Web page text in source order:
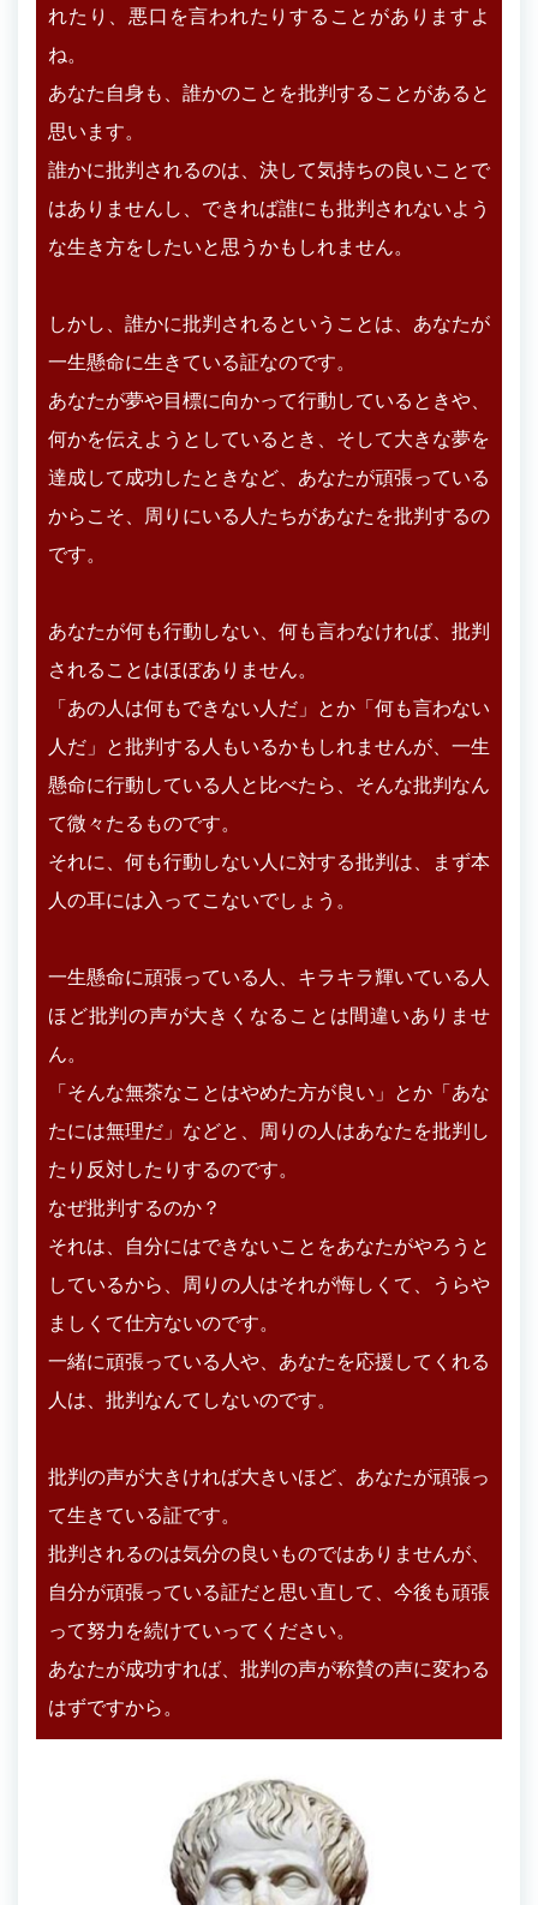
れたり、悪口を言われたりすることがありますよ
ね。
あなた自身も、誰かのことを批判することがあると
思います。
誰かに批判されるのは、決して気持ちの良いことで
はありませんし、できれば誰にも批判されないよう
な生き方をしたいと思うかもしれません。
しかし、誰かに批判されるということは、あなたが
一生懸命に生きている証なのです。
あなたが夢や目標に向かって行動しているときや、
何かを伝えようとしているとき、そして大きな夢を
達成して成功したときなど、あなたが頑張っている
からこそ、周りにいる人たちがあなたを批判するの
です。
あなたが何も行動しない、何も言わなければ、批判
されることはほぼありません。
「あの人は何もできない人だ」とか「何も言わない
人だ」と批判する人もいるかもしれませんが、一生
懸命に行動している人と比べたら、そんな批判なん
て微々たるものです。
それに、何も行動しない人に対する批判は、まず本
人の耳には入ってこないでしょう。
一生懸命に頑張っている人、キラキラ輝いている人
ほど批判の声が大きくなることは間違いありませ
ん。
「そんな無茶なことはやめた方が良い」とか「あな
たには無理だ」などと、周りの人はあなたを批判し
たり反対したりするのです。
なぜ批判するのか？
それは、自分にはできないことをあなたがやろうと
しているから、周りの人はそれが悔しくて、うらや
ましくて仕方ないのです。
一緒に頑張っている人や、あなたを応援してくれる
人は、批判なんてしないのです。
批判の声が大きければ大きいほど、あなたが頑張っ
て生きている証です。
批判されるのは気分の良いものではありませんが、
自分が頑張っている証だと思い直して、今後も頑張
って努力を続けていってください。
あなたが成功すれば、批判の声が称賛の声に変わる
はずですから。